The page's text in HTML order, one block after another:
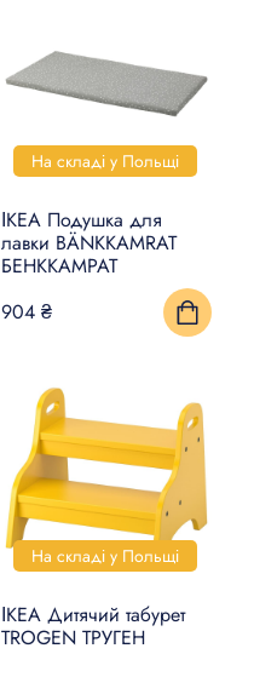
На складі у Польщі
ІКЕА Подушка для
лавки BÄNKKAMRAT
БЕНККАМРАТ
904 ₴
На складі у Польщі
ІКЕА Дитячий табурет
TROGEN ТРУГЕН